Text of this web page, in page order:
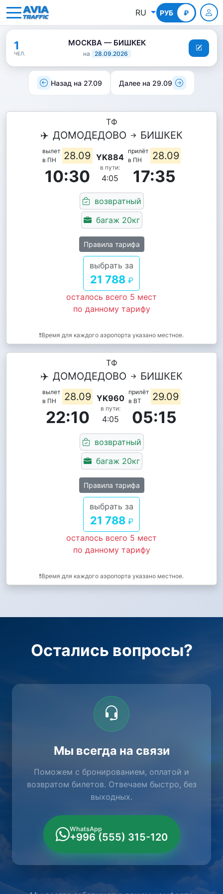
RU РУБ ₽
КГС
1
ЧЕЛ.
МОСКВА — БИШКЕК
на 28.09.2026
Назад на 27.09 Далее на 29.09
ТФ
✈️ ДОМОДЕДОВО БИШКЕК
вылет
в ПН
28.09
10:30
YK884
в пути:
4:05
прилёт
в ПН
28.09
17:35
возвратный
багаж 20кг
Правила тарифа
выбрать за
21 788₽
осталось всего 5 мест
по данному тарифу
❗Время для каждого аэропорта указано местное.
ТФ
✈️ ДОМОДЕДОВО БИШКЕК
вылет
в ПН
28.09
22:10
YK960
в пути:
4:05
прилёт
в ВТ
29.09
05:15
возвратный
багаж 20кг
Правила тарифа
выбрать за
21 788₽
осталось всего 5 мест
по данному тарифу
❗Время для каждого аэропорта указано местное.
Остались вопросы?
Мы всегда на связи
Поможем с бронированием, оплатой и
возвратом билетов. Отвечаем быстро, без
выходных.
WhatsApp
+996 (555) 315-120